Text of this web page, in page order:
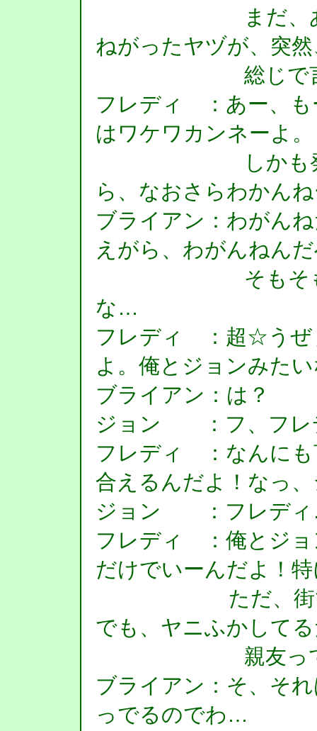
まだ、ある時
ねがったヤヅが、突
総じで言う
フレディ ：あー、も
はワケワカンネーよ。
しかも発音が
ら、なおさらわかん
ブライアン：わがん
えがら、わがんねん
そもそもわが
な…
フレディ ：超☆うぜ
よ。俺とジョンみた
ブライアン：は？
ジョン ：フ、フレ
フレディ ：なんにも
合えるんだよ！なっ
ジョン ：フレデ
フレディ ：俺とジョ
だけでいーんだよ！
ただ、街で地
でも、ヤニふかして
親友って呼
ブライアン：そ、そ
っでるのでわ…